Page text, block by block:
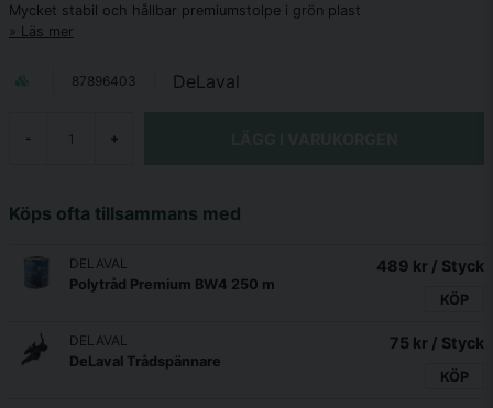
Mycket stabil och hållbar premiumstolpe i grön plast
Läs mer
87896403 DeLaval
- +
Köps ofta tillsammans med
DELAVAL
Polytråd Premium BW4 250 m
489 kr / Styck
KÖP
DELAVAL
DeLaval Trådspännare
75 kr / Styck
KÖP